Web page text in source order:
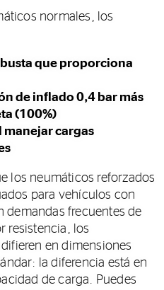
normales, los
que proporciona
de inflado 0,4 bar más
(100%)
manejar cargas
los neumáticos reforzados
para vehículos con
demandas frecuentes de
resistencia, los
en dimensiones
la diferencia está en
de carga. Puedes